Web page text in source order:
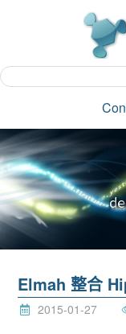
de
Elmah 整合
2015-01-27